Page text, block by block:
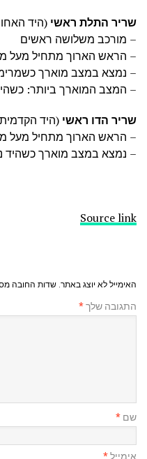
שריר התלת ראשי (היד
– מורכב משלושה ראשים
– הראש הארוך מתחיל מעל
– נמצא במצב מוארך
– המצב המוארך ביותר:
שריר הדו ראשי (היד
– הראש הארוך מתחיל מעל
– נמצא במצב מוארך כשהיד
Source link
האימייל לא יוצג באתר. שדות החובה
התגובה שלך*
שם *
אימייל*